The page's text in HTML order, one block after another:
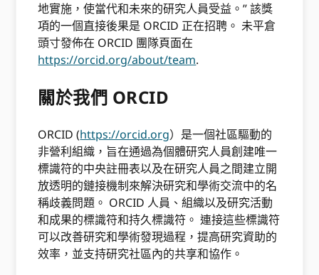
地實施，使當代和未來的研究人員受益。” 該獎
項的一個直接後果是 ORCID 正在招聘。 未平倉
頭寸發佈在 ORCID 團隊頁面在
https://orcid.org/about/team.
關於我們 ORCID
ORCID (https://orcid.org）是一個社區驅動的
非營利組織，旨在通過為個體研究人員創建唯一
標識符的中央註冊表以及在研究人員之間建立開
放透明的鏈接機制來解決研究和學術交流中的名
稱歧義問題。 ORCID 人員、組織以及研究活動
和成果的標識符和持久標識符。 連接這些標識符
可以改善研究和學術發現過程，提高研究資助的
效率，並支持研究社區內的共享和協作。